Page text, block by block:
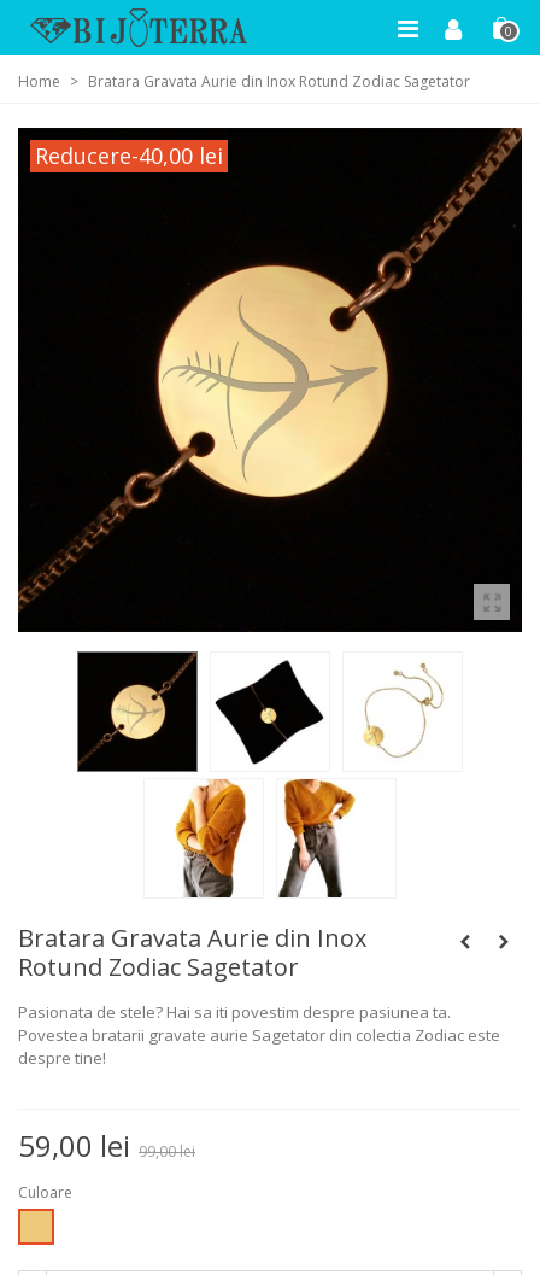
0
Home > Bratara Gravata Aurie din Inox Rotund Zodiac Sagetator
Reducere-40,00 lei
Bratara Gravata Aurie din Inox
Rotund Zodiac Sagetator
Pasionata de stele? Hai sa iti povestim despre pasiunea ta.
Povestea bratarii gravate aurie Sagetator din colectia Zodiac este
despre tine!
59,00 lei 99,00 lei
Culoare